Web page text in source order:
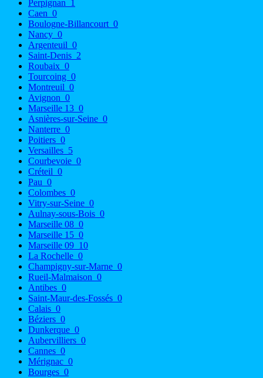
Perpignan 1
Caen 0
Boulogne-Billancourt 0
Nancy 0
Argenteuil 0
Saint-Denis 2
Roubaix 0
Tourcoing 0
Montreuil 0
Avignon 0
Marseille 13 0
Asnières-sur-Seine 0
Nanterre 0
Poitiers 0
Versailles 5
Courbevoie 0
Créteil 0
Pau 0
Colombes 0
Vitry-sur-Seine 0
Aulnay-sous-Bois 0
Marseille 08 0
Marseille 15 0
Marseille 09 10
La Rochelle 0
Champigny-sur-Marne 0
Rueil-Malmaison 0
Antibes 0
Saint-Maur-des-Fossés 0
Calais 0
Béziers 0
Dunkerque 0
Aubervilliers 0
Cannes 0
Mérignac 0
Bourges 0